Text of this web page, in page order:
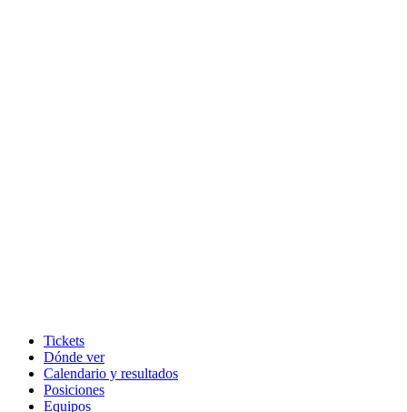
Tickets
Dónde ver
Calendario y resultados
Posiciones
Equipos